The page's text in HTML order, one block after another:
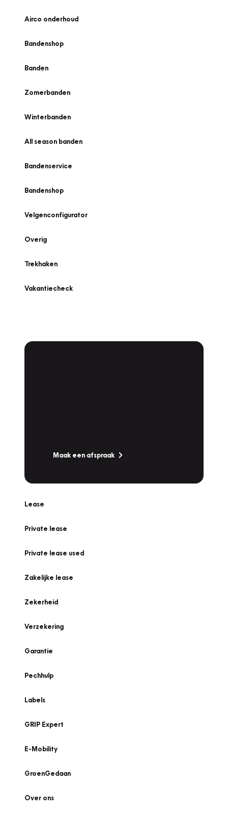
Airco onderhoud
Bandenshop
Banden
Zomerbanden
Winterbanden
All season banden
Bandenservice
Bandenshop
Velgenconfigurator
Overig
Trekhaken
Vakantiecheck
Maak een afspraak
Lease
Private lease
Private lease used
Zakelijke lease
Zekerheid
Verzekering
Garantie
Pechhulp
Labels
GRIP Expert
E-Mobility
GroenGedaan
Over ons